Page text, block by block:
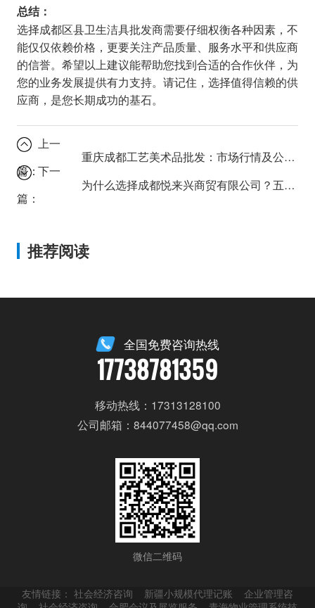
总结：
选择成都区县卫生洁具批发商需要仔细权衡各种因素，不
能仅仅依赖价格，更要关注产品质量、服务水平和供应商
的信誉。希望以上建议能帮助您找到合适的合作伙伴，为
您的业务发展提供有力支持。请记住，选择值得信赖的供
应商，是您长期成功的基石。
上一
篇：
重庆成都工艺美术品批发：市场行情及公司推荐
下一
篇：
为什么选择成都悦来兴商贸有限公司？五大优势深度解读
推荐阅读
全国免费咨询热线
17738781359
移动热线：17313128100
公司邮箱：844077458@qq.com
微信二维码
友情链接：社会经济咨询 新疆小规模代理记账
企业管理咨